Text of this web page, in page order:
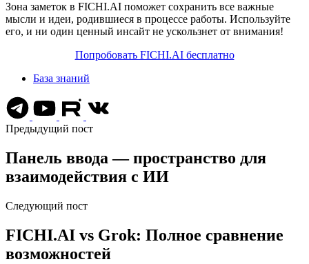
Зона заметок в FICHI.AI поможет сохранить все важные
мысли и идеи, родившиеся в процессе работы. Используйте
его, и ни один ценный инсайт не ускользнет от внимания!
Попробовать FICHI.AI бесплатно
База знаний
Предыдущий пост
Панель ввода — пространство для
взаимодействия с ИИ
Следующий пост
FICHI.AI vs Grok: Полное сравнение
возможностей